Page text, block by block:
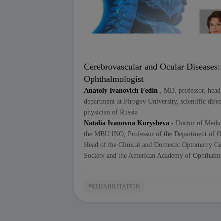
Find out the current algorithm for
Learn to choose drugs with
Understand why Mexidol is an
As part of the "Neurology Plus..."
and ophthalmology—was held by
Kurysheva. This presentation focused on
Why is the eye not only an organ of
How can cerebrovascular damage
problems, and risk of falls?
Why is normal tension glaucoma
problem?
OCT angiography is a
Cerebrovascular and Ocular
Ophthalmologist
Anatoly Ivanovich Fedin , MD, professor,
department at Pirogov University, scientific
physician of Russia
Natalia Ivanovna Kurysheva - Doctor of
the MBU INO, Professor of the Department of
Head of the Clinical and Domestic Optometry
Society and the American Academy of
#REHABILITATION